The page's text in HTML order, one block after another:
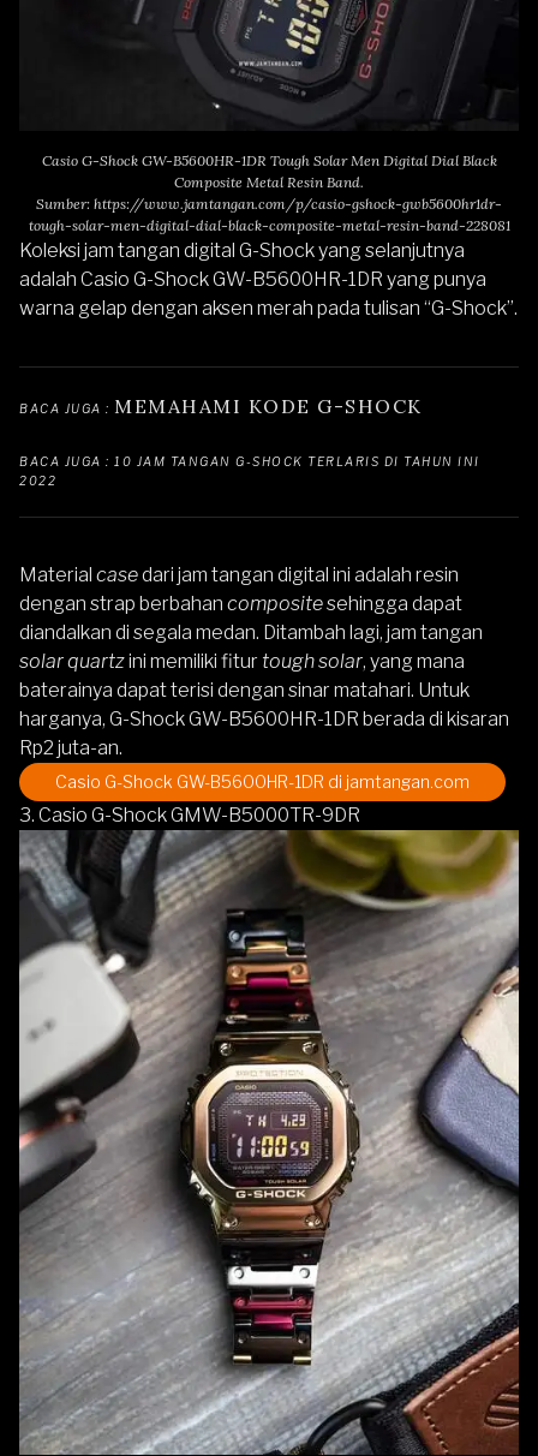
Casio G-Shock GW-B5600HR-1DR Tough Solar Men Digital Dial Black
Composite Metal Resin Band.
Sumber: https://www.jamtangan.com/p/casio-gshock-gwb5600hr1dr-
tough-solar-men-digital-dial-black-composite-metal-resin-band-228081
Koleksi jam tangan digital G-Shock yang selanjutnya
adalah Casio G-Shock GW-B5600HR-1DR yang punya
warna gelap dengan aksen merah pada tulisan “G-Shock”.
BACA JUGA : MEMAHAMI KODE G-SHOCK
BACA JUGA : 10 JAM TANGAN G-SHOCK TERLARIS DI TAHUN INI
2022
Material casedari jam tangan digital ini adalah resin
dengan strap berbahan compositesehingga dapat
diandalkan di segala medan. Ditambah lagi, jam tangan
solar quartzini memiliki fitur tough solar, yang mana
baterainya dapat terisi dengan sinar matahari. Untuk
harganya, G-Shock GW-B5600HR-1DR berada di kisaran
Rp2 juta-an.
Casio G-Shock GW-B5600HR-1DR di jamtangan.com
3. Casio G-Shock GMW-B5000TR-9DR